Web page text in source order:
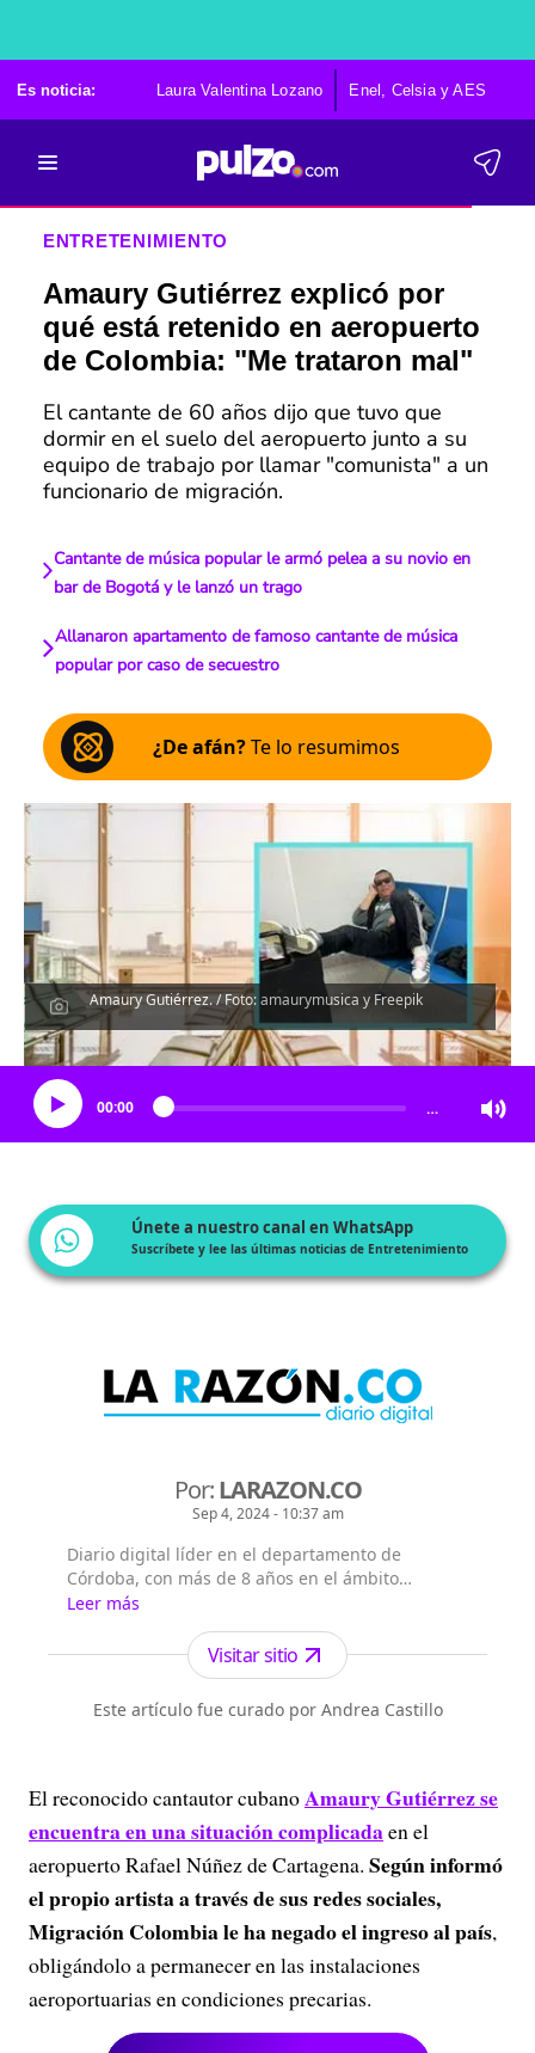
Es noticia: Laura Valentina Lozano Enel, Celsia y AES
ENTRETENIMIENTO
Amaury Gutiérrez explicó por
qué está retenido en aeropuerto
de Colombia: "Me trataron mal"
El cantante de 60 años dijo que tuvo que
dormir en el suelo del aeropuerto junto a su
equipo de trabajo por llamar "comunista" a un
funcionario de migración.
Cantante de música popular le armó pelea a su novio en
bar de Bogotá y le lanzó un trago
Allanaron apartamento de famoso cantante de música
popular por caso de secuestro
¿De afán?Te lo resumimos
Amaury Gutiérrez. / Foto: amaurymusica y Freepik
Escucha el artículo
00:00 …
Únete a nuestro canal en WhatsApp
Suscríbete y lee las últimas noticias de Entretenimiento
Por:LARAZON.CO
Sep 4, 2024 - 10:37 am
Diario digital líder en el departamento de
Córdoba, con más de 8 años en el ámbito
periodístico, llevando la actualidad informativa
de la región y el país.
Leer más
Visitar sitio
Este artículo fue curado por Andrea Castillo
El reconocido cantautor cubanoAmaury Gutiérrez se
encuentra en una situación complicadaen el
aeropuerto Rafael Núñez de Cartagena. Según informó
el propio artista a través de sus redes sociales,
Migración Colombia le ha negado el ingreso al país,
obligándolo a permanecer en las instalaciones
aeroportuarias en condiciones precarias.